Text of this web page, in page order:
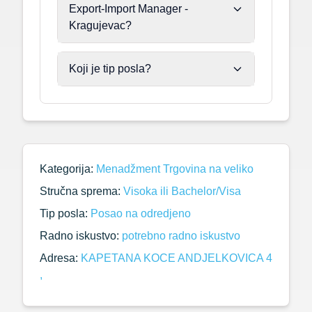
Export-Import Manager -
Kragujevac?
Koji je tip posla?
Kategorija: MenadžmentTrgovina na veliko
Stručna sprema: Visoka ili Bachelor/Visa
Tip posla: Posao na odredjeno
Radno iskustvo: potrebno radno iskustvo
Adresa: KAPETANA KOCE ANDJELKOVICA 4
,